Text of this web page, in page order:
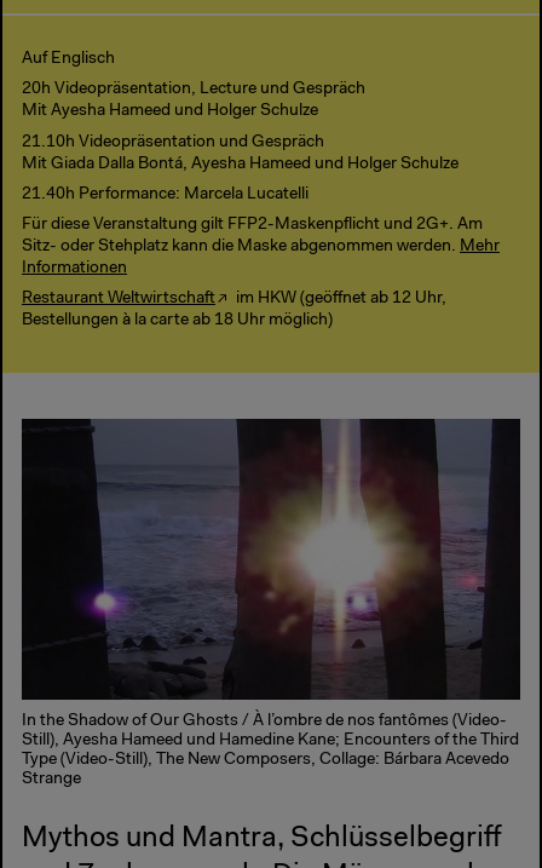
Auf Englisch
20h Videopräsentation, Lecture und Gespräch
Mit Ayesha Hameed und Holger Schulze
21.10h Videopräsentation und Gespräch
Mit Giada Dalla Bontá, Ayesha Hameed und Holger Schulze
21.40h Performance: Marcela Lucatelli
Für diese Veranstaltung gilt FFP2-Maskenpflicht und 2G+. Am
Sitz- oder Stehplatz kann die Maske abgenommen werden. Mehr
Informationen
Restaurant Weltwirtschaft
im HKW (geöffnet ab 12 Uhr,
Bestellungen à la carte ab 18 Uhr möglich)
In the Shadow of Our Ghosts / À l’ombre de nos fantômes (Video-
Still), Ayesha Hameed und Hamedine Kane; Encounters of the Third
Type (Video-Still), The New Composers, Collage: Bárbara Acevedo
Strange
Mythos und Mantra, Schlüsselbegriff